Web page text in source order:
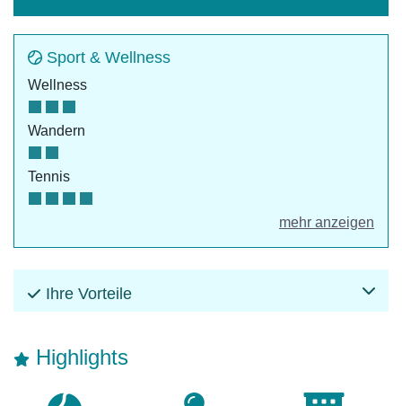
Sport & Wellness
Wellness
Wandern
Tennis
mehr anzeigen
Ihre Vorteile
Highlights